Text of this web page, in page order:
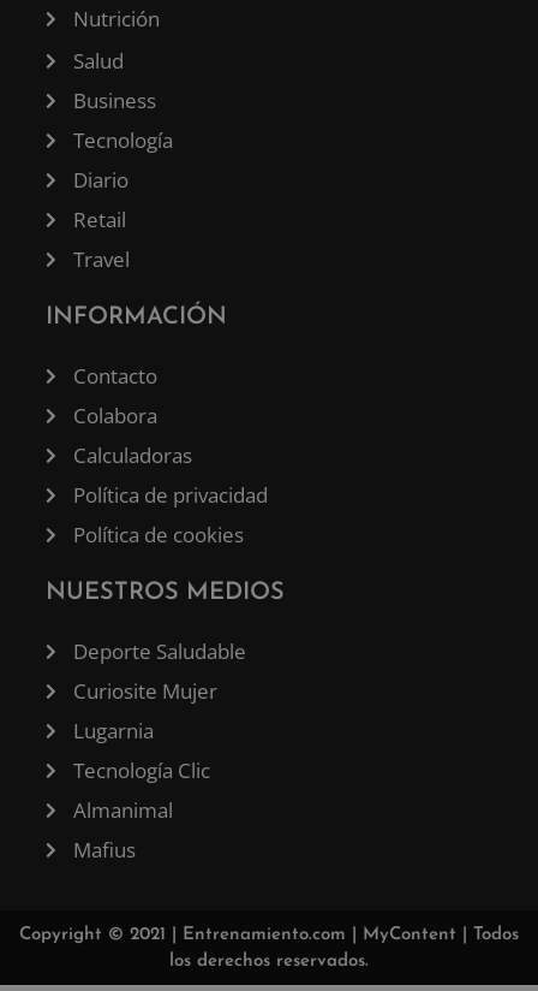
Nutrición
Salud
Business
Tecnología
Diario
Retail
Travel
INFORMACIÓN
Contacto
Colabora
Calculadoras
Política de privacidad
Política de cookies
NUESTROS MEDIOS
Deporte Saludable
Curiosite Mujer
Lugarnia
Tecnología Clic
Almanimal
Mafius
Copyright © 2021 | Entrenamiento.com MyContent | Todos
los derechos reservados.